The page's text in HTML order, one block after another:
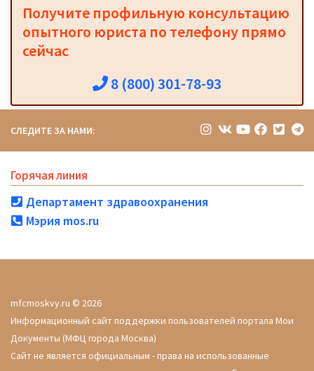
Получите профильную консультацию
опытного юриста по телефону прямо
сейчас
8 (800) 301-78-93
СЛЕДИТЕ ЗА НАМИ:
Горячая линия
Департамент здравоохранения
Мэрия mos.ru
mfcmoskvy.ru © 2026
Информационный сайт поддержки пользователей портала Мои
Документы (МФЦ города Москва)
Сайт не является официальным - права на использованные